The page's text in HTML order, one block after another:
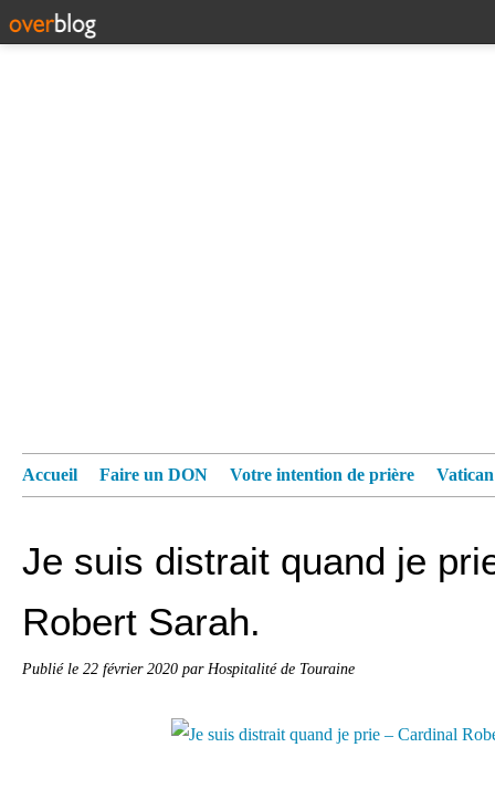
Accueil Faire un DON Votre intention de prière
Je suis distrait quand je
Robert Sarah.
Publié le 22 février 2020 par Hospitalité de Touraine